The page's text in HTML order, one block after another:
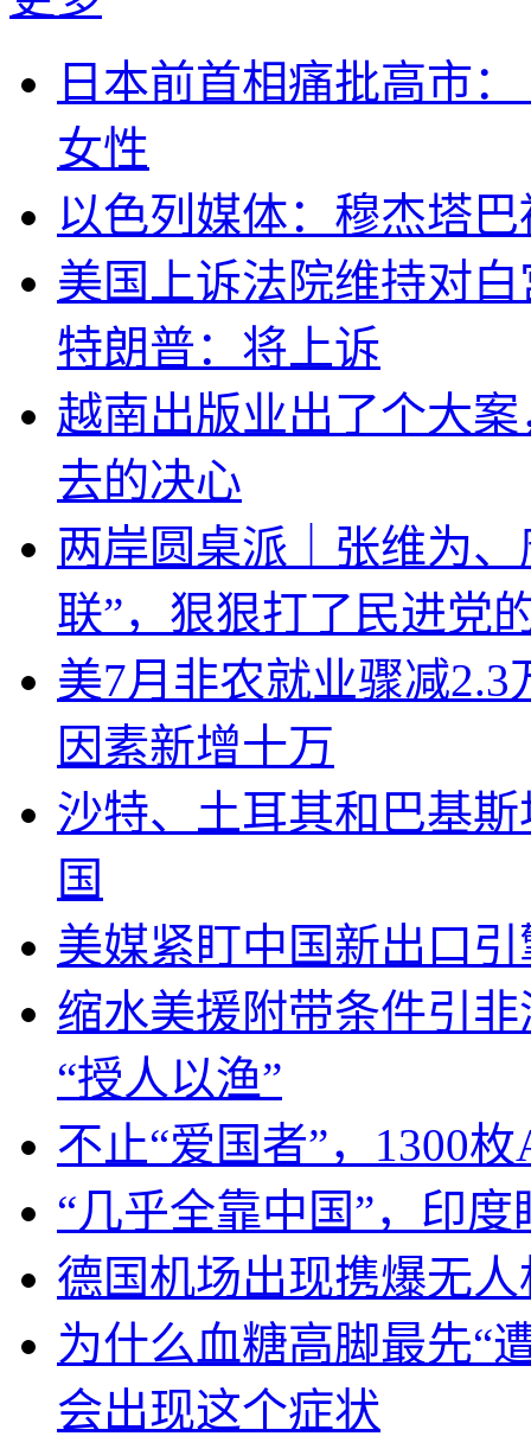
日本前首相痛批高市
女性
以色列媒体：穆杰塔
美国上诉法院维持对
特朗普：将上诉
越南出版业出了个大
去的决心
两岸圆桌派｜张维为
联”，狠狠打了民进党
美7月非农就业骤减
因素新增十万
沙特、土耳其和巴基
国
美媒紧盯中国新出口
缩水美援附带条件引
“授人以渔”
不止“爱国者”，1300
“几乎全靠中国”，印
德国机场出现携爆无
为什么血糖高脚最先“
会出现这个症状